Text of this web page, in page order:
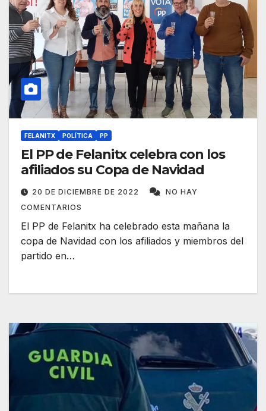
FELANITX POLÍTICA PP
El PP de Felanitx celebra con los
afiliados su Copa de Navidad
20 DE DICIEMBRE DE 2022
NO HAY
COMENTARIOS
El PP de Felanitx ha celebrado esta mañana la
copa de Navidad con los afiliados y miembros del
partido en…